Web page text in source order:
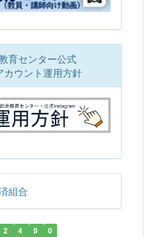
育センター公式
カウント運用方針
組合
2 4 9 0